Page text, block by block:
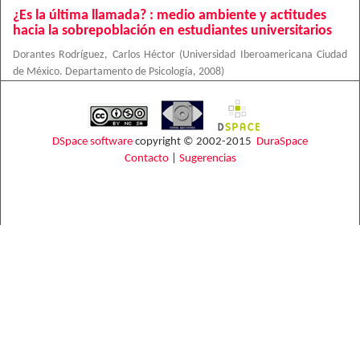
¿Es la última llamada? : medio ambiente y actitudes
hacia la sobrepoblación en estudiantes universitarios
Dorantes Rodríguez, Carlos Héctor (Universidad Iberoamericana Ciudad
de México. Departamento de Psicología, 2008)
DSpace software copyright © 2002-2015 DuraSpace
Contacto| Sugerencias